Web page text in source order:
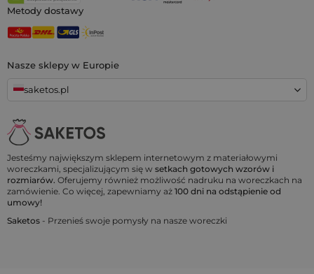
Jesteśmy największym sklepem internetowym z materiałowymi
woreczkami, specjalizującym się w setkach gotowych wzorów i
rozmiarów. Oferujemy również możliwość nadruku na woreczkach na
zamówienie. Co więcej, zapewniamy aż 100 dni na odstąpienie od
umowy!
Saketos - Przenieś swoje pomysły na nasze woreczki
Nasze sklepy w Europie
saketos.pl
Metody dostawy